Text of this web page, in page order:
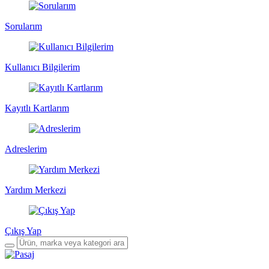
Sorularım
Kullanıcı Bilgilerim
Kayıtlı Kartlarım
Adreslerim
Yardım Merkezi
Çıkış Yap